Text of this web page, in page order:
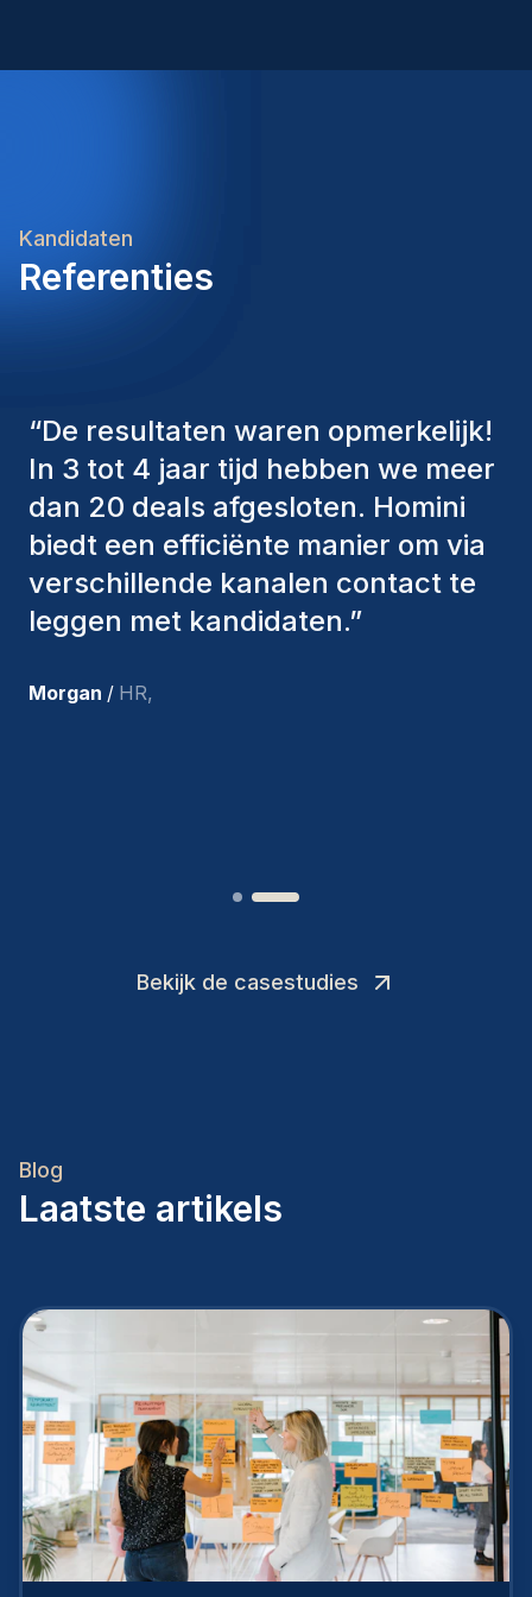
begeleidingEen aantrekkelijk salarispakket
Kandidaten
Referenties
“De consultants van Homini
hebben altijd verschillende
factoren in overweging genomen
om ons de juiste kandidaten aan te
bieden. De mensen die we hebben
aangenomen, zijn nog steeds bij
tevreden met de recente
Bekijk de casestudies
Blog
Laatste artikels